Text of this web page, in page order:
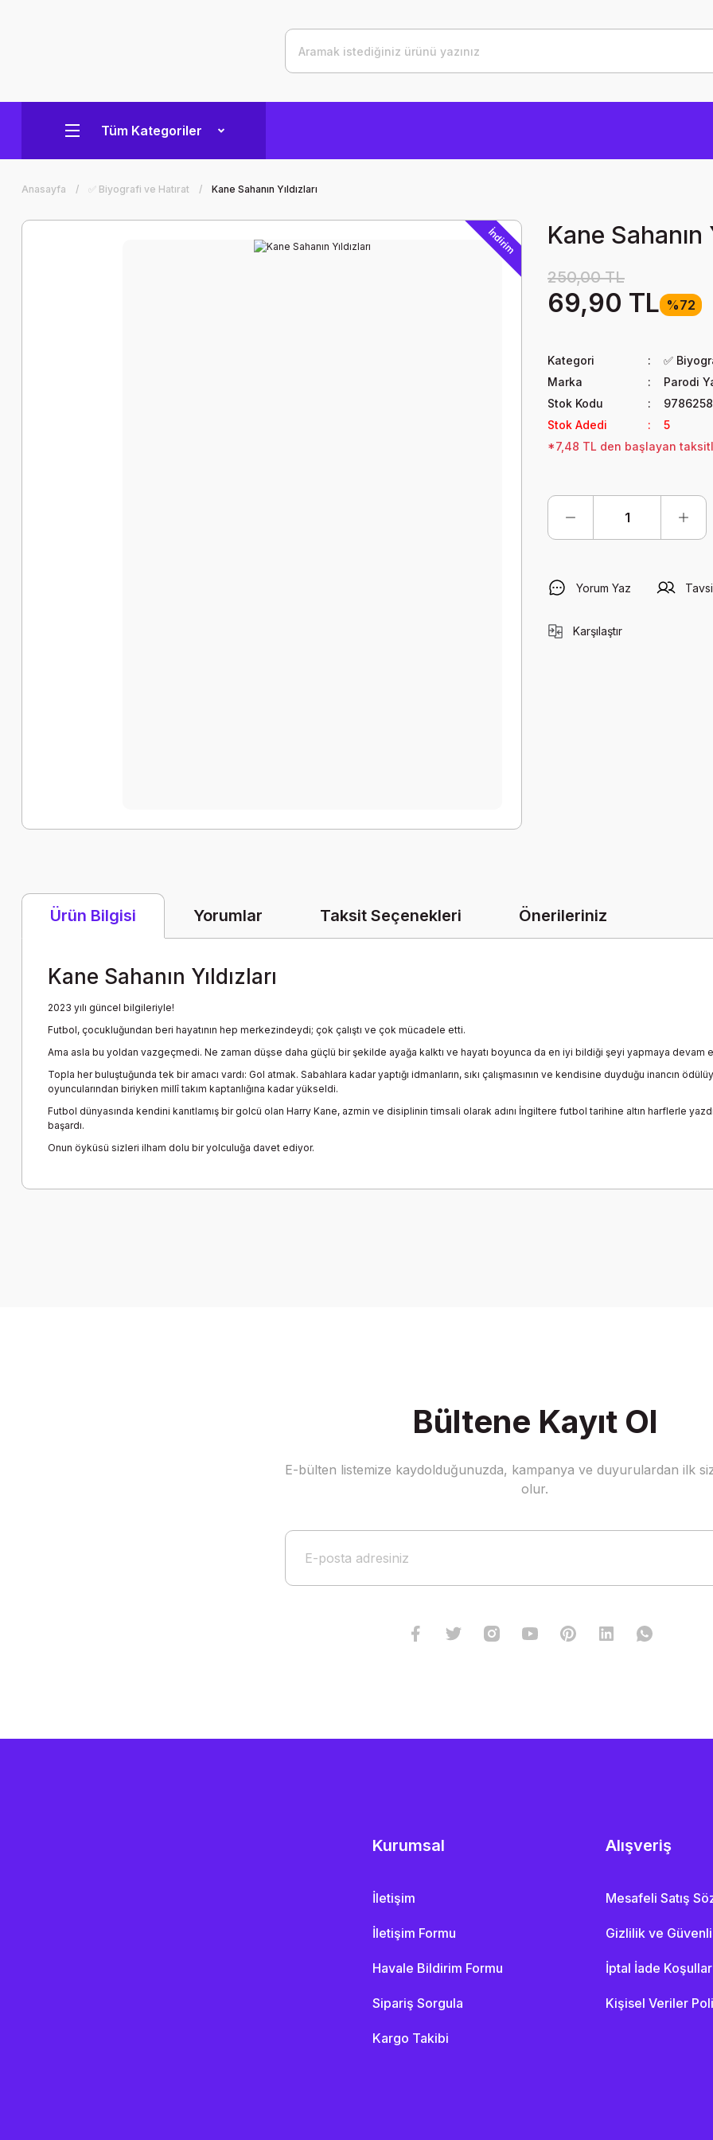
Tüm Kategoriler
Anasayfa ✅ Biyografi ve Hatırat Kane Sahanın Yıldızları
İndirim Kane Sahanın
250,00 TL
69,90 TL %72
Kategori
✅
Marka
Parodi
Stok Kodu
Stok Adedi
5
*7,48 TL den başlayan
Yorum Yaz
Karşılaştır
Ürün Bilgisi Yorumlar Taksit Seçenekleri Önerileriniz
Kane Sahanın Yıldızları
2023 yılı güncel bilgileriyle!
Futbol, çocukluğundan beri hayatının hep merkezindeydi; çok çalıştı ve çok mücadele etti.
Ama asla bu yoldan vazgeçmedi. Ne zaman düşse daha güçlü bir şekilde ayağa kalktı ve hayatı boyunca da en iyi bildiği şeyi yapmaya devam
Topla her buluştuğunda tek bir amacı vardı: Gol atmak. Sabahlara kadar yaptığı idmanların, sıkı çalışmasının ve kendisine duyduğu inancın
oyuncularından biriyken millî takım kaptanlığına kadar yükseldi.
Futbol dünyasında kendini kanıtlamış bir golcü olan Harry Kane, azmin ve disiplinin timsali olarak adını İngiltere futbol tarihine altın harflerle
başardı.
Onun öyküsü sizleri ilham dolu bir yolculuğa davet ediyor.
Gönder
Bültene Kayıt Ol
E-bülten listemize kaydolduğunuzda, kampanya ve duyurulardan ilk
olur.
Kurumsal
İletişim
İletişim Formu
Havale Bildirim Formu
Sipariş Sorgula
Kargo Takibi
Alışveriş
Mesafeli Satış
Gizlilik ve
İptal İade
Kişisel Veriler